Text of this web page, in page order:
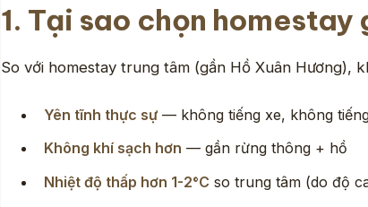
1. Tại sao chọn homestay
So với homestay trung tâm (gần Hồ Xuân Hương),
Yên tĩnh thực sự — không tiếng xe, không
Không khí sạch hơn — gần rừng thông + hồ
Nhiệt độ thấp hơn 1-2°C so trung tâm (do độ